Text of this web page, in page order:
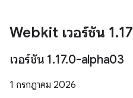
Webkit เวอร์ชัน 1.17
เวอร์ชัน 1.17.0-alpha03
1 กรกฎาคม 2026